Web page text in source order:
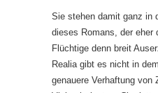
Sie stehen damit ganz in
dieses Romans, der eher
Flüchtige denn breit
Realia gibt es nicht in
genauere Verhaftung von